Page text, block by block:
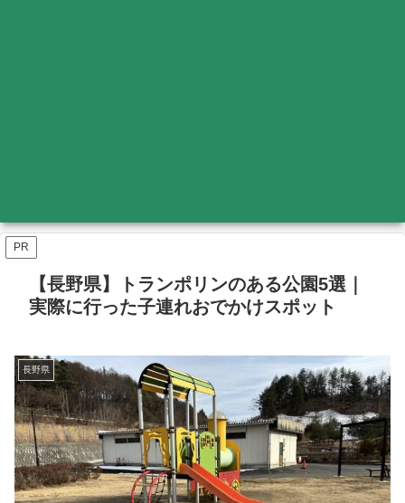
PR
【長野県】トランポリンのある公園5選｜
実際に行った子連れおでかけスポット
長野県